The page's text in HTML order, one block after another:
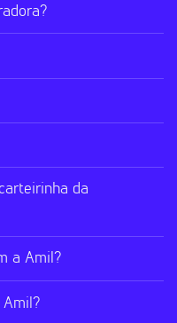
da
a Amil?
Amil?